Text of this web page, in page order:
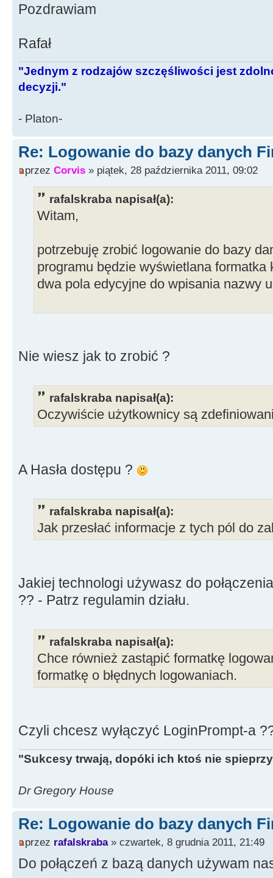
Pozdrawiam
Rafał
"Jednym z rodzajów szczęśliwości jest
decyzji."
- Platon-
Re: Logowanie do bazy danych
przez Corvis » piątek, 28 października 2011, 09:02
rafalskraba napisał(a):
Witam,
potrzebuję zrobić logowanie do bazy
programu będzie wyświetlana formatka
dwa pola edycyjne do wpisania nazwy
Nie wiesz jak to zrobić ?
rafalskraba napisał(a):
Oczywiście użytkownicy są
A Hasła dostępu ?
rafalskraba napisał(a):
Jak przesłać informacje z tych pól do
Jakiej technologi używasz do
?? - Patrz regulamin działu.
rafalskraba napisał(a):
Chce również zastąpić formatkę
formatkę o błędnych logowaniach.
Czyli chcesz wyłączyć LoginPrompt-a
"Sukcesy trwają, dopóki ich ktoś nie
Dr Gregory House
Re: Logowanie do bazy danych
przez rafalskraba» czwartek, 8 grudnia 2011, 21:49
Do połączeń z bazą danych używam